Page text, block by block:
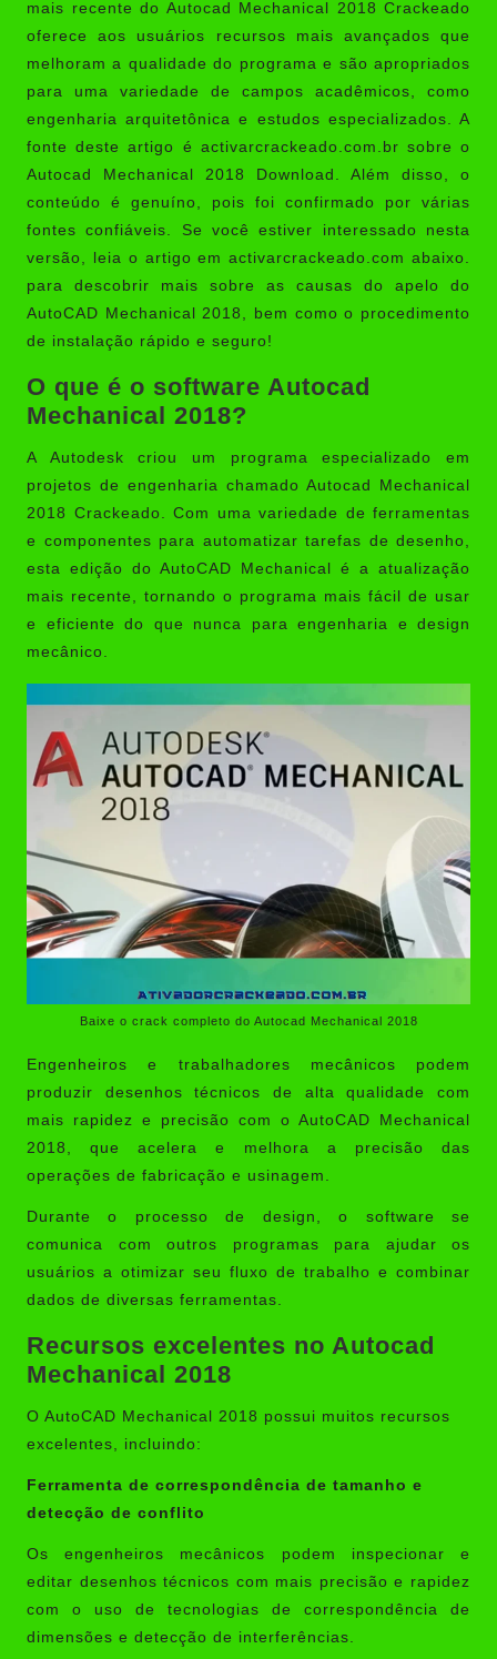
mais recente do Autocad Mechanical 2018 Crackeado
oferece aos usuários recursos mais avançados que
melhoram a qualidade do programa e são apropriados
para uma variedade de campos acadêmicos, como
engenharia arquitetônica e estudos especializados. A
fonte deste artigo é activarcrackeado.com.br sobre o
Autocad Mechanical 2018 Download. Além disso, o
conteúdo é genuíno, pois foi confirmado por várias
fontes confiáveis. Se você estiver interessado nesta
versão, leia o artigo emactivarcrackeado.com abaixo.
para descobrir mais sobre as causas do apelo do
AutoCAD Mechanical 2018, bem como o procedimento
de instalação rápido e seguro!
O que é o software Autocad
Mechanical 2018?
A Autodesk criou um programa especializado em
projetos de engenharia chamado Autocad Mechanical
2018 Crackeado . Com uma variedade de ferramentas
e componentes para automatizar tarefas de desenho,
esta edição do AutoCAD Mechanical é a atualização
mais recente, tornando o programa mais fácil de usar
e eficiente do que nunca para engenharia e design
mecânico.
Baixe o crack completo do Autocad Mechanical 2018
Engenheiros e trabalhadores mecânicos podem
produzir desenhos técnicos de alta qualidade com
mais rapidez e precisão com o AutoCAD Mechanical
2018, que acelera e melhora a precisão das
operações de fabricação e usinagem.
Durante o processo de design, o software se
comunica com outros programas para ajudar os
usuários a otimizar seu fluxo de trabalho e combinar
dados de diversas ferramentas.
Recursos excelentes no Autocad
Mechanical 2018
O AutoCAD Mechanical 2018 possui muitos recursos
excelentes, incluindo:
Ferramenta de correspondência de tamanho e
detecção de conflito
Os engenheiros mecânicos podem inspecionar e
editar desenhos técnicos com mais precisão e rapidez
com o uso de tecnologias de correspondência de
dimensões e detecção de interferências.